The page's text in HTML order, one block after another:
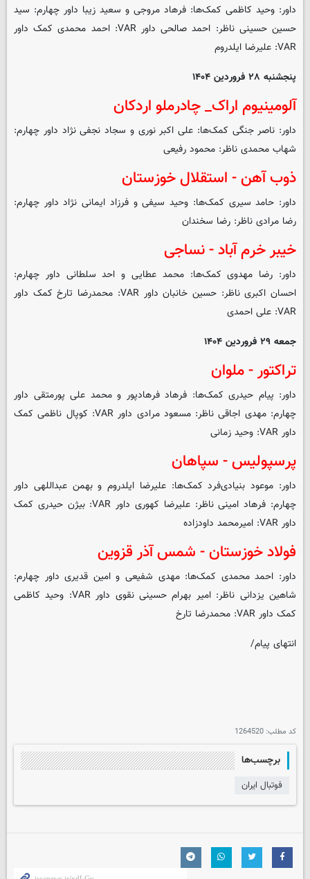
داور: وحید کاظمی کمک‌ها: فرهاد مروجی و سعید زیبا داور چهارم: سید
حسین حسینی ناظر: احمد صالحی داور VAR: احمد محمدی کمک داور
VAR: علیرضا ایلدروم
پنجشنبه ۲۸ فروردین ۱۴۰۴
آلومینیوم اراک_ چادرملو اردکان
داور: ناصر جنگی کمک‌ها: علی اکبر نوری و سجاد نجفی نژاد داور چهارم:
شهاب محمدی ناظر: محمود رفیعی
ذوب آهن - استقلال خوزستان
داور: حامد سیری کمک‌ها: وحید سیفی و فرزاد ایمانی نژاد داور چهارم:
رضا مرادی ناظر: رضا سخندان
خیبر خرم آباد - نساجی
داور: رضا مهدوی کمک‌ها: محمد عطایی و احد سلطانی داور چهارم:
احسان اکبری ناظر: حسین خانبان داور VAR: محمدرضا تارخ کمک داور
VAR: علی احمدی
جمعه ۲۹ فروردین ۱۴۰۴
تراکتور - ملوان
داور: پیام حیدری کمک‌ها: فرهاد فرهادپور و محمد علی پورمتقی داور
چهارم: مهدی اجاقی ناظر: مسعود مرادی داور VAR: کوپال ناظمی کمک
داور VAR: وحید زمانی
پرسپولیس - سپاهان
داور: موعود بنیادی‌فرد کمک‌ها: علیرضا ایلدروم و بهمن عبداللهی داور
چهارم: فرهاد امینی ناظر: علیرضا کهوری داور VAR: بیژن حیدری کمک
داور VAR: امیرمحمد داودزاده
فولاد خوزستان - شمس آذر قزوین
داور: احمد محمدی کمک‌ها: مهدی شفیعی و امین قدیری داور چهارم:
شاهین یزدانی ناظر: امیر بهرام حسینی نقوی داور VAR: وحید کاظمی
کمک داور VAR: محمدرضا تارخ
انتهای پیام/
کد مطلب: 1264520
برچسب‌ها
فوتبال ایران